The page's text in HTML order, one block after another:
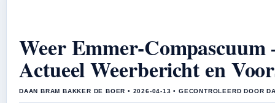
Weer Emmer-Compascuum
Actueel Weerbericht en
DAAN BRAM BAKKER DE BOER • 2026-04-13 • GECONTROLEERD DOOR